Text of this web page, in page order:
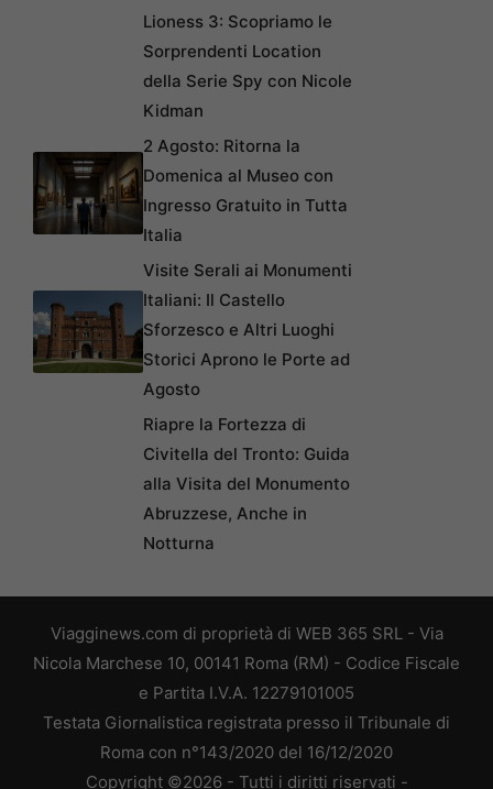
Lioness 3: Scopriamo le
Sorprendenti Location
della Serie Spy con Nicole
Kidman
2 Agosto: Ritorna la
Domenica al Museo con
Ingresso Gratuito in Tutta
Italia
Visite Serali ai Monumenti
Italiani: Il Castello
Sforzesco e Altri Luoghi
Storici Aprono le Porte ad
Agosto
Riapre la Fortezza di
Civitella del Tronto: Guida
alla Visita del Monumento
Abruzzese, Anche in
Notturna
Viagginews.com di proprietà di WEB 365 SRL - Via
Nicola Marchese 10, 00141 Roma (RM) - Codice Fiscale
e Partita I.V.A. 12279101005
Testata Giornalistica registrata presso il Tribunale di
Roma con n°143/2020 del 16/12/2020
Copyright ©2026 - Tutti i diritti riservati -